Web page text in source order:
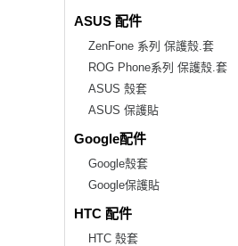
ASUS 配件
ZenFone 系列 保護殼.套
ROG Phone系列 保護殼.套
ASUS 殼套
ASUS 保護貼
Google配件
Google殼套
Google保護貼
HTC 配件
HTC 殼套